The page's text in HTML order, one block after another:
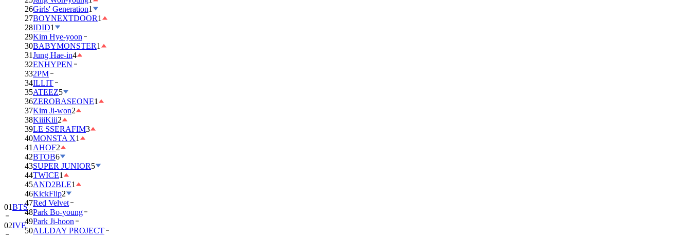
26Girls' Generation1
27BOYNEXTDOOR1
28IDID1
29Kim Hye-yoon
30BABYMONSTER1
31Jung Hae-in4
32ENHYPEN
332PM
34ILLIT
35ATEEZ5
36ZEROBASEONE1
37Kim Ji-won2
38KiiiKiii2
39LE SSERAFIM3
40MONSTA X1
41 AHOF2
42BTOB6
43SUPER JUNIOR5
44TWICE1
45AND2BLE1
46KickFlip2
47Red Velvet
48Park Bo-young
49Park Ji-hoon
50ALLDAY PROJECT
01BTS
02IVE